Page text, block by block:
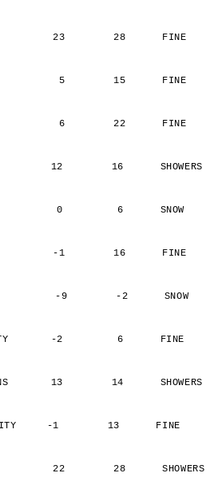
23        28      FINE
5        15      FINE
6        22      FINE
12        16      SHOWERS
0         6      SNOW
-1        16      FINE
-9        -2      SNOW
CITY       -2         6      FINE
13        14      SHOWERS
CITY     -1        13      FINE
22        28      SHOWERS